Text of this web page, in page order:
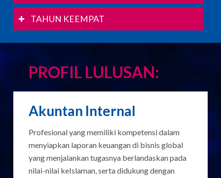
TAHUN KEEMPAT
PROFIL LULUSAN:
Akuntan Internal
Profesional yang memiliki kompetensi dalam
menyiapkan laporan keuangan di bisnis global
yang menjalankan tugasnya berlandaskan pada
nilai-nilai keIslaman, serta didukung dengan